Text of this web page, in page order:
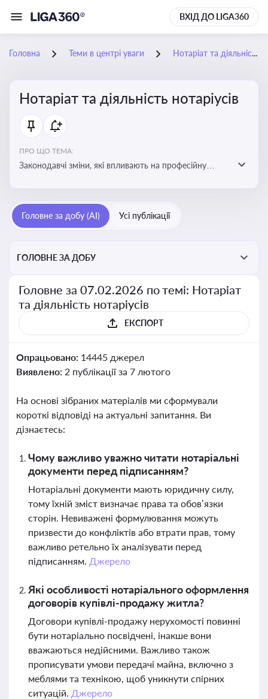
ВХІД ДО LIGA360
Головна Теми в центрі уваги Нотаріат та діяльність нотаріусів
Нотаріат та діяльність нотаріусів
ПРО ЩО ТЕМА:
Законодавчі зміни, які впливають на професійну
Головне за добу (AI) Усі публікації
ГОЛОВНЕ ЗА ДОБУ
Головне за 07.02.2026 по темі: Нотаріат
та діяльність нотаріусів
ЕКСПОРТ
Опрацьовано: 14445 джерел
Виявлено: 2 публікації за 7 лютого
На основі зібраних матеріалів ми сформували
короткі відповіді на актуальні запитання. Ви
дізнаєтесь:
Чому важливо уважно читати нотаріальні
документи перед підписанням?
Нотаріальні документи мають юридичну силу,
тому їхній зміст визначає права та обов’язки
сторін. Невиважені формулювання можуть
призвести до конфліктів або втрати прав, тому
важливо ретельно їх аналізувати перед
підписанням. Джерело
Які особливості нотаріального оформлення
договорів купівлі-продажу житла?
Договори купівлі-продажу нерухомості повинні
бути нотаріально посвідчені, інакше вони
вважаються недійсними. Важливо також
прописувати умови передачі майна, включно з
меблями та технікою, щоб уникнути спірних
ситуацій. Джерело